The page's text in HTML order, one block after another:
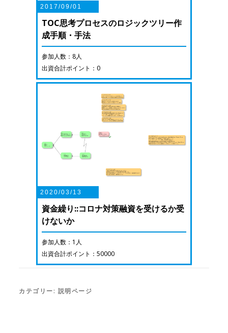
2017/09/01
TOC思考プロセスのロジックツリー作
成手順・手法
参加人数：8人
出資合計ポイント：0
2020/03/13
資金繰り::コロナ対策融資を受けるか受
けないか
参加人数：1人
出資合計ポイント：50000
カテゴリー: 説明ページ